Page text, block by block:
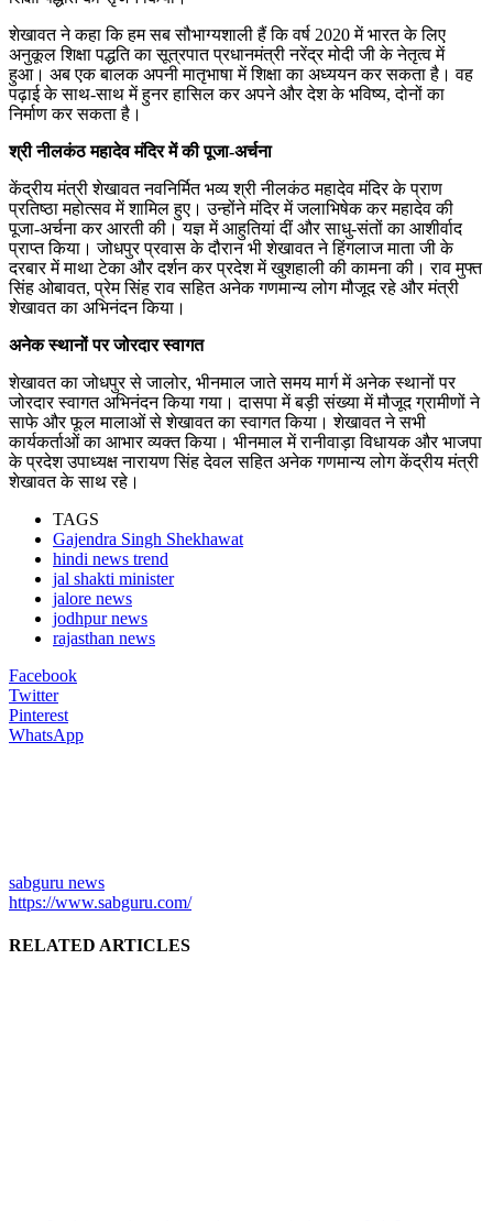
शेखावत ने कहा कि हम सब सौभाग्यशाली हैं कि वर्ष 2020 में भारत के लिए
अनुकूल शिक्षा पद्धति का सूत्रपात प्रधानमंत्री नरेंद्र मोदी जी के नेतृत्व में
हुआ। अब एक बालक अपनी मातृभाषा में शिक्षा का अध्ययन कर सकता है। वह
पढ़ाई के साथ-साथ में हुनर हासिल कर अपने और देश के भविष्य, दोनों का
निर्माण कर सकता है।
श्री नीलकंठ महादेव मंदिर में की पूजा-अर्चना
केंद्रीय मंत्री शेखावत नवनिर्मित भव्य श्री नीलकंठ महादेव मंदिर के प्राण
प्रतिष्ठा महोत्सव में शामिल हुए। उन्होंने मंदिर में जलाभिषेक कर महादेव की
पूजा-अर्चना कर आरती की। यज्ञ में आहुतियां दीं और साधु-संतों का आशीर्वाद
प्राप्त किया। जोधपुर प्रवास के दौरान भी शेखावत ने हिंगलाज माता जी के
दरबार में माथा टेका और दर्शन कर प्रदेश में खुशहाली की कामना की। राव मुफ्त
सिंह ओबावत, प्रेम सिंह राव सहित अनेक गणमान्य लोग मौजूद रहे और मंत्री
शेखावत का अभिनंदन किया।
अनेक स्थानों पर जोरदार स्वागत
शेखावत का जोधपुर से जालोर, भीनमाल जाते समय मार्ग में अनेक स्थानों पर
जोरदार स्वागत अभिनंदन किया गया। दासपा में बड़ी संख्या में मौजूद ग्रामीणों ने
साफे और फूल मालाओं से शेखावत का स्वागत किया। शेखावत ने सभी
कार्यकर्ताओं का आभार व्यक्त किया। भीनमाल में रानीवाड़ा विधायक और भाजपा
के प्रदेश उपाध्यक्ष नारायण सिंह देवल सहित अनेक गणमान्य लोग केंद्रीय मंत्री
शेखावत के साथ रहे।
TAGS
Gajendra Singh Shekhawat
hindi news trend
jal shakti minister
jalore news
jodhpur news
rajasthan news
Facebook
Twitter
Pinterest
WhatsApp
sabguru news
https://www.sabguru.com/
RELATED ARTICLES